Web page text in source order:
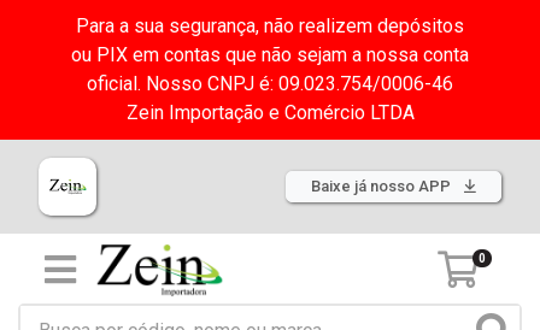
Para a sua segurança, não realizem depósitos
ou PIX em contas que não sejam a nossa conta
oficial. Nosso CNPJ é: 09.023.754/0006-46
Zein Importação e Comércio LTDA
Baixe já nosso APP
0